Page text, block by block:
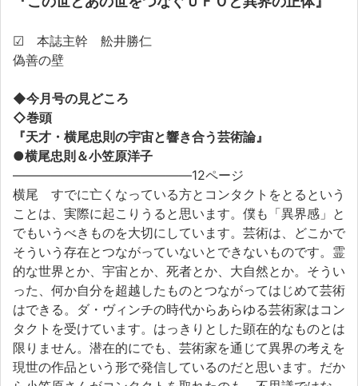
☑ 本誌主幹 舩井勝仁
偽善の壁
◆今月号の見どころ
◇巻頭
『天才・横尾忠則の宇宙と響き合う芸術論』
●横尾忠則＆小笠原洋子
――――――――――――――12ページ
横尾 すでに亡くなっている方とコンタクトをとるという
ことは、実際に起こりうると思います。僕も「異界感」と
でもいうべきものを大切にしています。芸術は、どこかで
そういう存在とつながっていないとできないものです。霊
的な世界とか、宇宙とか、死者とか、大自然とか。そうい
った、何か自分を超越したものとつながってはじめて芸術
はできる。ダ・ヴィンチの時代からあらゆる芸術家はコン
タクトを受けています。はっきりとした顕在的なものとは
限りません。潜在的にでも、芸術家を通じて異界の考えを
現世の作品という形で発信しているのだと思います。だか